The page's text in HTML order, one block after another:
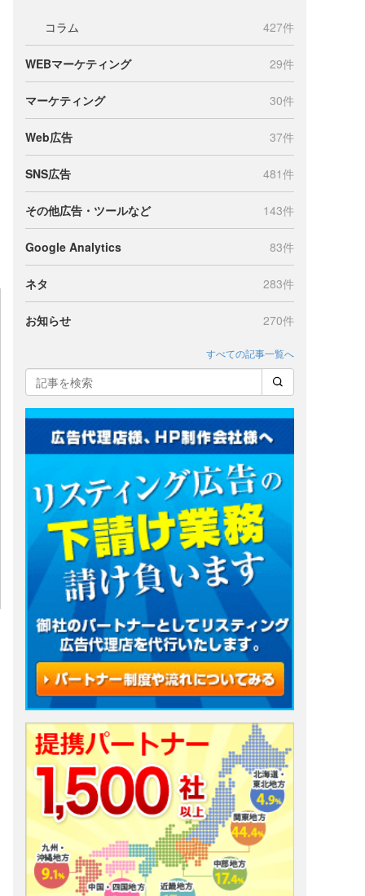
コラム 427件
WEBマーケティング 29件
マーケティング 30件
Web広告 37件
SNS広告 481件
その他広告・ツールなど 143件
Google Analytics 83件
ネタ 283件
お知らせ 270件
すべての記事一覧へ